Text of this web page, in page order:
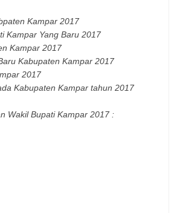
Kampar 2017
Kampar Yang Baru 2017
Kampar 2017
Kabupaten Kampar 2017
2017
Kabupaten Kampar tahun 2017
Wakil BupatiKampar 2017 :